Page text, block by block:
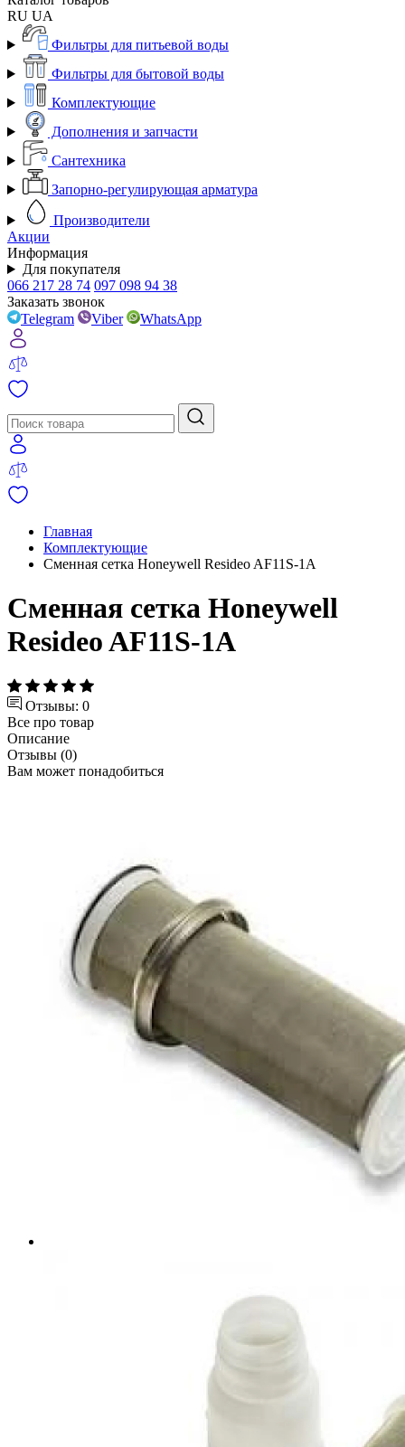
RU UA
Фильтры для питьевой воды
Фильтры для бытовой воды
Комплектующие
Дополнения и запчасти
Сантехника
Запорно-регулирующая арматура
Производители
Акции
Информация
Для покупателя
066 217 28 74 097 098 94 38
Заказать звонок
Telegram
Viber WhatsApp
Главная
Комплектующие
Сменная сетка Honeywell Resideo AF11S-1A
Сменная сетка Honeywell
Resideo AF11S-1A
Отзывы: 0
Все про товар
Описание
Отзывы (0)
Вам может понадобиться